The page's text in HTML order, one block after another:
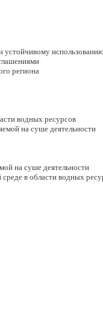
региона
водных ресурсов
на суше деятельности
на суше деятельности
в области водных